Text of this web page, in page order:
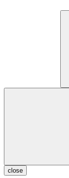
close